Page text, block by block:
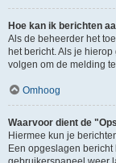
Hoe kan ik berichten
Als de beheerder het
het bericht. Als je
volgen om de melding
Omhoog
Waarvoor dient de
Hiermee kun je
Een opgeslagen